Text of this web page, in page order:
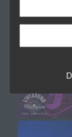
Daten
e)
Profiling
darin
Daten